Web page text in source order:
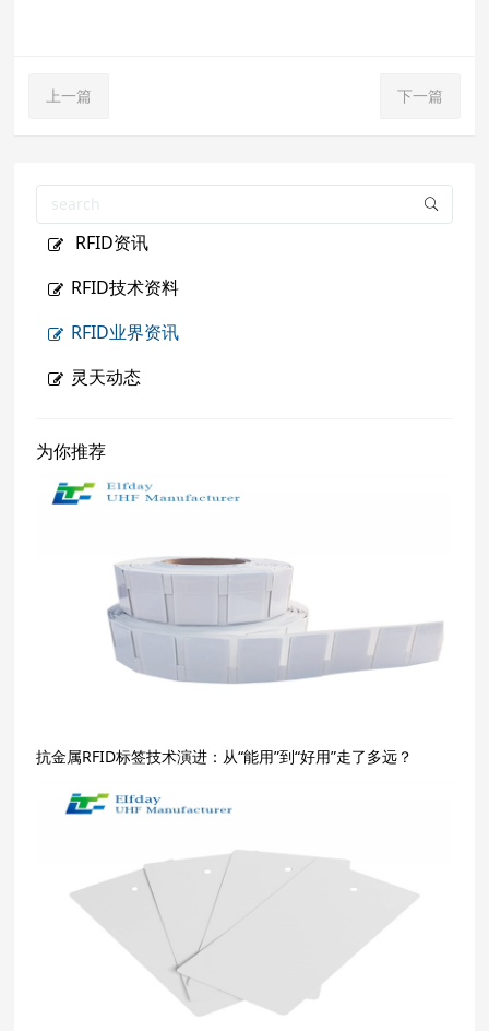
上一篇 下一篇
RFID资讯
RFID技术资料
RFID业界资讯
灵天动态
为你推荐
抗金属RFID标签技术演进：从“能用”到“好用”走了多远？